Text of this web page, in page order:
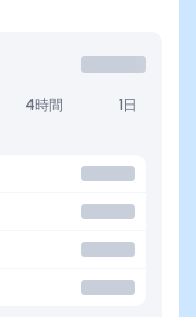
4時間 1日